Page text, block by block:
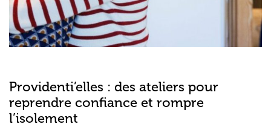
Providenti’elles : des ateliers pour
reprendre confiance et rompre
l’isolement